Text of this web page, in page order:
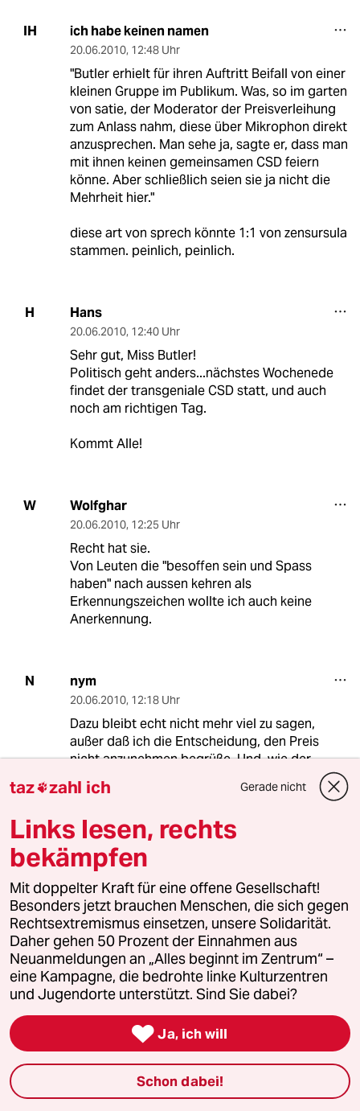
IH ich habe keinen namen
20.06.2010, 12:48 Uhr
"Butler erhielt für ihren Auftritt Beifall von einer
kleinen Gruppe im Publikum. Was, so im garten
von satie, der Moderator der Preisverleihung
zum Anlass nahm, diese über Mikrophon direkt
anzusprechen. Man sehe ja, sagte er, dass man
mit ihnen keinen gemeinsamen CSD feiern
könne. Aber schließlich seien sie ja nicht die
Mehrheit hier."
diese art von sprech könnte 1:1 von zensursula
stammen. peinlich, peinlich.
H Hans
20.06.2010, 12:40 Uhr
Sehr gut, Miss Butler!
Politisch geht anders...nächstes Wochenede
findet der transgeniale CSD statt, und auch
noch am richtigen Tag.
Kommt Alle!
W Wolfghar
20.06.2010, 12:25 Uhr
Recht hat sie.
Von Leuten die "besoffen sein und Spass
haben" nach aussen kehren als
Erkennungszeichen wollte ich auch keine
Anerkennung.
N nym
20.06.2010, 12:18 Uhr
Dazu bleibt echt nicht mehr viel zu sagen,
außer daß ich die Entscheidung, den Preis
nicht anzunehmen begrüße. Und, wie der
noch mehr disqualifizieren? Seid wann geht es
beim CSD um die Rechte von Mehrheiten?"
E end.the.occupation
20.06.2010,12:16 Uhr
frau butler muss sich wohl wieder ein wenig ins
gespräch bringen, und so macht sie uns den
reich-ranitzki. wer dieser verstaubten
kulturrelativistin auch noch preise für ihren
gewaltverherrlichenden dreck geben will, sollte
erstmal klären was bei ihr zivil-couragiert ist.
U Udo
taz zahl ich Gerade nicht
Links lesen, rechts
bekämpfen
Mit doppelter Kraft für eine offene Gesellschaft!
Besonders jetzt brauchen Menschen, die sich gegen
Rechtsextremismus einsetzen, unsere Solidarität.
Daher gehen 50 Prozent der Einnahmen aus
Neuanmeldungen an „Alles beginnt im Zentrum“ –
eine Kampagne, die bedrohte linke Kulturzentren
und Jugendorte unterstützt. Sind Sie dabei?
 Ja, ich will
Schon dabei!